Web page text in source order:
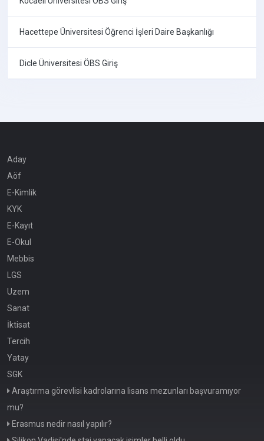
Hacettepe Üniversitesi Öğrenci İşleri Daire Başkanlığı
Dicle Üniversitesi ÖBS Giriş
Aday
Aöf
E-Kimlik
KYK
E-Kayıt
E-Okul
Mebbis
LGS
Uzem
Sanat
İktisat
Tercih
Yatay
SGK
Araştırma görevlisi kadrolarına lisans mezunları başvuramıyor
mu?
Erasmus nedir nasıl yapılır?